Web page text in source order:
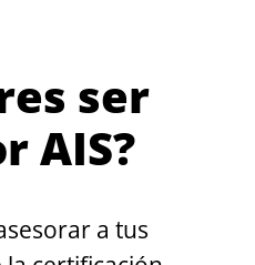
ser
AIS?
a tus